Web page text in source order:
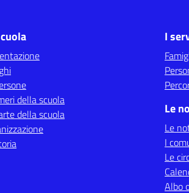
della scuola
della scuola
I
Le
Le
I
Le
Albo